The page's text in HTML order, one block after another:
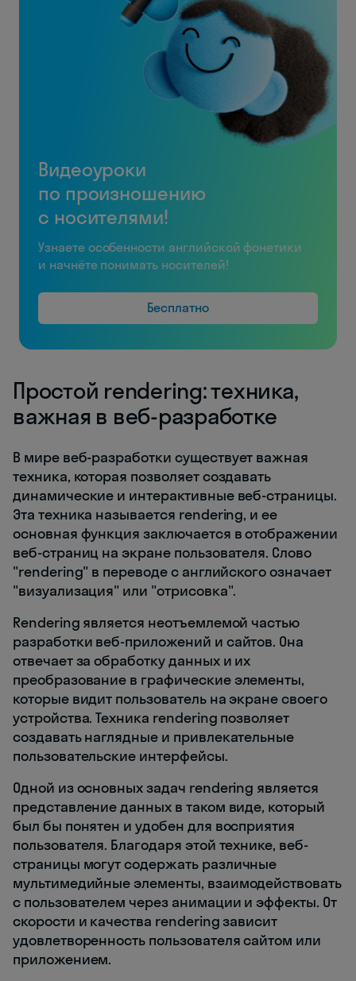
Видеоуроки
по произношению
с носителями!
Узнаете особенности английской фонетики
и начнёте понимать носителей!
Бесплатно
Простой rendering: техника,
важная в веб-разработке
В мире веб-разработки существует важная
техника, которая позволяет создавать
динамические и интерактивные веб-страницы.
Эта техника называется rendering, и ее
основная функция заключается в отображении
веб-страниц на экране пользователя. Слово
"rendering" в переводе с английского означает
"визуализация" или "отрисовка".
Rendering является неотъемлемой частью
разработки веб-приложений и сайтов. Она
отвечает за обработку данных и их
преобразование в графические элементы,
которые видит пользователь на экране своего
устройства. Техника rendering позволяет
создавать наглядные и привлекательные
пользовательские интерфейсы.
Одной из основных задач rendering является
представление данных в таком виде, который
был бы понятен и удобен для восприятия
пользователя. Благодаря этой технике, веб-
страницы могут содержать различные
мультимедийные элементы, взаимодействовать
с пользователем через анимации и эффекты. От
скорости и качества rendering зависит
удовлетворенность пользователя сайтом или
приложением.